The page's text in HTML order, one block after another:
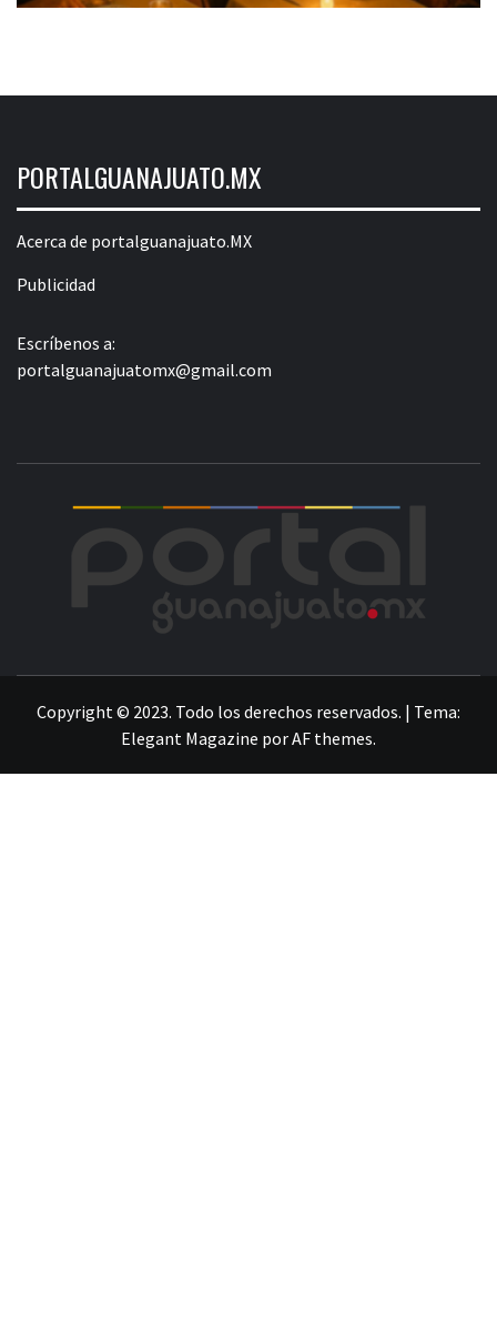
PORTALGUANAJUATO.MX
Acerca de portalguanajuato.MX
Publicidad
Escríbenos a:
portalguanajuatomx@gmail.com
Copyright © 2023. Todo los derechos reservados. | Tema:
Elegant Magazine porAF themes.